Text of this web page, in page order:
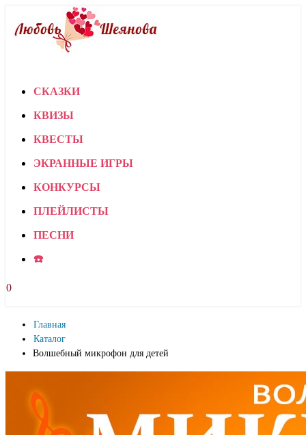
СКАЗКИ
КВИЗЫ
КВЕСТЫ
ЭКРАННЫЕ ИГРЫ
КОНКУРСЫ
ПЛЕЙЛИСТЫ
ПЕСНИ
☎️
0
Главная
Каталог
Волшебный микрофон для детей